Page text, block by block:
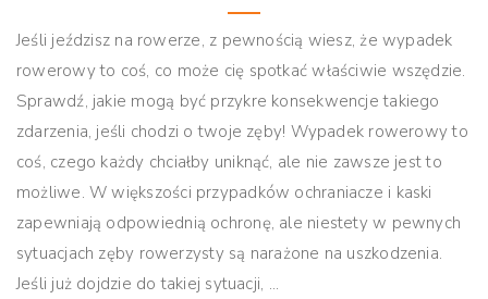
Jeśli jeździsz na rowerze, z pewnością wiesz, że wypadek
rowerowy to coś, co może cię spotkać właściwie wszędzie.
Sprawdź, jakie mogą być przykre konsekwencje takiego
zdarzenia, jeśli chodzi o twoje zęby! Wypadek rowerowy to
coś, czego każdy chciałby uniknąć, ale nie zawsze jest to
możliwe. W większości przypadków ochraniacze i kaski
zapewniają odpowiednią ochronę, ale niestety w pewnych
sytuacjach zęby rowerzysty są narażone na uszkodzenia.
Jeśli już dojdzie do takiej sytuacji, ...